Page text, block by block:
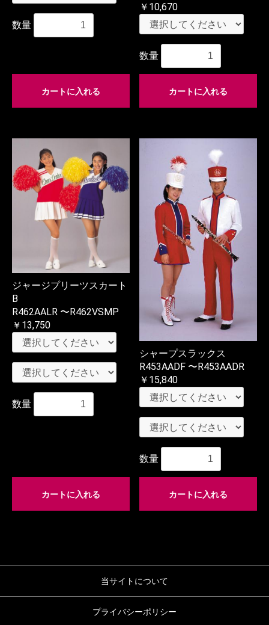
数量
カートに入れる
￥10,670
数量
カートに入れる
ジャージプリーツスカート
B
R462AALR 〜R462VSMP
￥13,750
数量
カートに入れる
シャープスラックス
R453AADF 〜R453AADR
￥15,840
数量
カートに入れる
当サイトについて
プライバシーポリシー